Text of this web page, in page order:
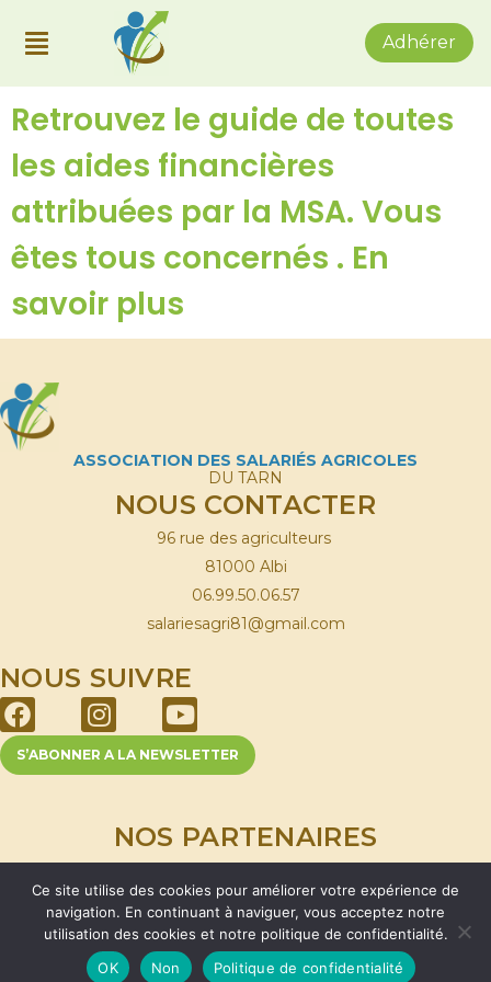
Adhérer
Retrouvez le guide de toutes
les aides financières
attribuées par la MSA. Vous
êtes tous concernés . En
savoir plus
ASSOCIATION DES SALARIÉS AGRICOLES
DU TARN
NOUS CONTACTER
96 rue des agriculteurs
81000 Albi
06.99.50.06.57
salariesagri81@gmail.com
NOUS SUIVRE
S’ABONNER A LA NEWSLETTER
NOS PARTENAIRES
Mention Légales •Politique de confidentialité
Association des salariés agricoles du Tarn © 2026
Ce site utilise des cookies pour améliorer votre expérience de
navigation. En continuant à naviguer, vous acceptez notre
utilisation des cookies et notre politique de confidentialité.
OK
Non Politique de confidentialité